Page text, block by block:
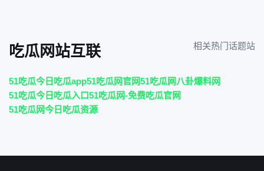
吃瓜网站互联 相关热门话题站
51吃瓜今日吃瓜app51吃瓜网官网51吃瓜网八卦爆料网
51吃瓜今日吃瓜入口51吃瓜网-免费吃瓜官网
51吃瓜网今日吃瓜资源